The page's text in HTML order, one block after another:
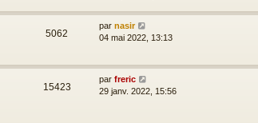
5062
par nasir
04 mai 2022, 13:13
15423
par freric
29 janv. 2022, 15:56